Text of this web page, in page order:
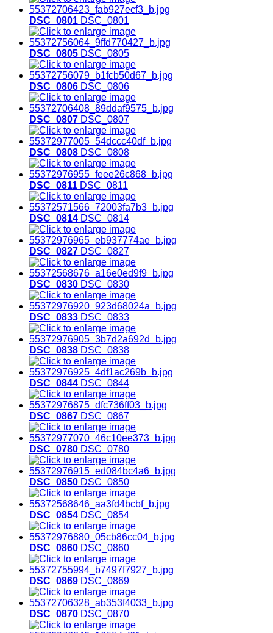
DSC_0801 DSC_0801
DSC_0805 DSC_0805
DSC_0806 DSC_0806
DSC_0807 DSC_0807
DSC_0808 DSC_0808
DSC_0811 DSC_0811
DSC_0814 DSC_0814
DSC_0827 DSC_0827
DSC_0830 DSC_0830
DSC_0833 DSC_0833
DSC_0838 DSC_0838
DSC_0844 DSC_0844
DSC_0867 DSC_0867
DSC_0780 DSC_0780
DSC_0850 DSC_0850
DSC_0854 DSC_0854
DSC_0860 DSC_0860
DSC_0869 DSC_0869
DSC_0870 DSC_0870